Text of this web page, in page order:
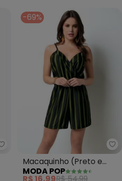
Moda Pop - Macaquinho
-69%
Macaquinho (Preto e
Verde) com Alças
MODA POP
R$ 16,99R$ 54,99